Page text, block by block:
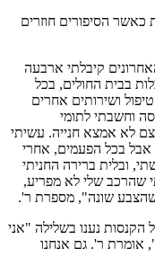
כאשר הסיפורים חוזרים
קיבלתי ארבעה
בבית החולים, בכל
ושירותים אחרים
וחשבתי לתומי
לא אמצא חנייה. עשיתי
אבל בכל הפעמים, אחרי
ובלית ברירה החניתי
שהרכב שלי לא מפריע,
שונה", מספרת ר'.
נענו בשלילה "אני
אומרת ר'. גם אנחנו